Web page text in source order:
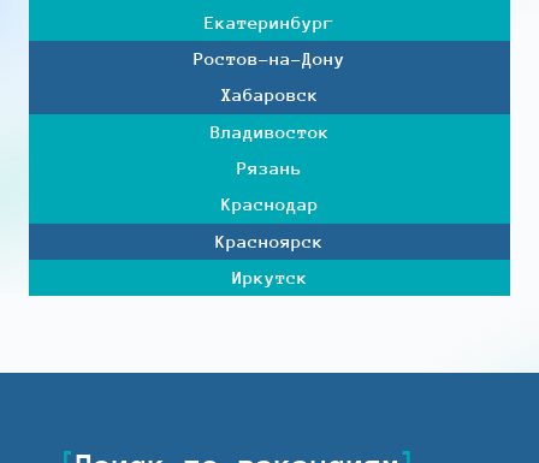
Екатеринбург
Ростов-на-Дону
Хабаровск
Владивосток
Рязань
Краснодар
Красноярск
Иркутск